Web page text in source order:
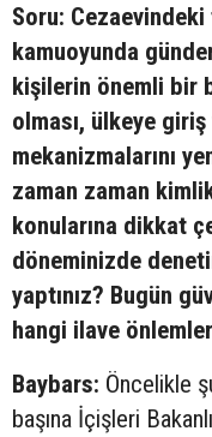
Soru:
kamuoyunda
kişilerin önemli bir
olması, ülkeye
mekanizmalarını
zaman zaman
konularına dikkat
döneminizde
yaptınız? Bugün
hangi ilave önlemler
Baybars: Öncelikle
başına İçişleri